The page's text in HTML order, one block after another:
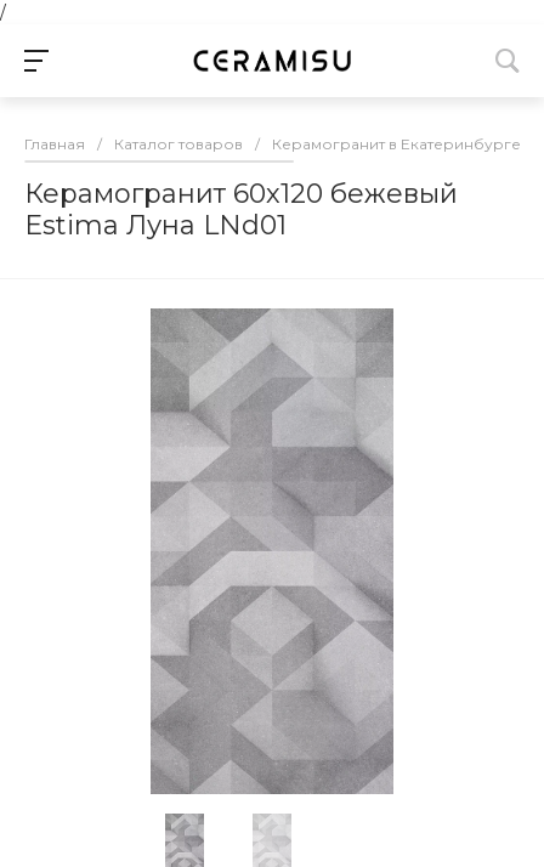
/
Главная / Каталог товаров / Керамогранит в Екатеринбурге
Керамогранит 60х120 бежевый
Estima Луна LNd01